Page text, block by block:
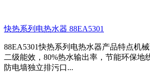
快热系列电热水器 88EA5301
88EA5301快热系列电热水器产品特点机
二级能效，80%热水输出率，节能环保地
防电墙独立排污口...